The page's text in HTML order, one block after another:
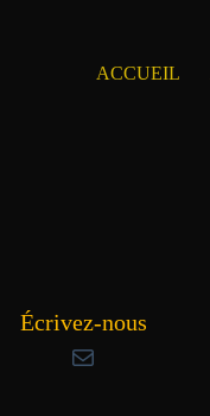
ACCUEIL
Écrivez-nous
E-mail